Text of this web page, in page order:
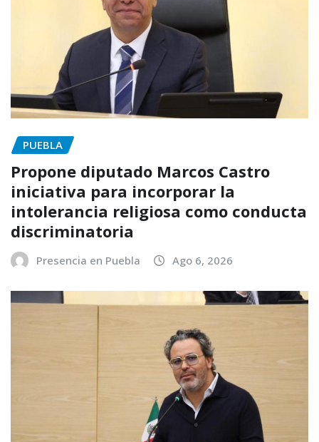
PUEBLA
Propone diputado Marcos Castro
iniciativa para incorporar la
intolerancia religiosa como conducta
discriminatoria
Presencia en Puebla Ago 6, 2026